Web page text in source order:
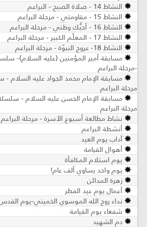
النشاط 14 - صلاة الصبح - البراعم
النشاط 15 - مقاومتي - مرحلة البراعم
النشاط 16 - أحبُّك وطني - مرحلة البراعم
النشاط 17 - المعلّم الكبير - مرحلة البراعم
النشاط 18- عروج النبوّة - مرحلة البراعم
مسابقة أمير المؤمنين (عليه السلام)-
-مرحلة البراعم
مسابقة الإمام محمد الجواد عليه السلام -
مرحلة البراعم
مسابقة الإمام الحسن عليه السلام - سلسلة
مرحلة البراعم
نشاط مطالعة أسبوع الأسرة - مرحلة البراعم
أنشطة البراعم
آداب يوم العيد
أهوال القيامة
يوم استلام المكافأة
يوم واحد يساوي ألف عام!
زهرة المدائن
أعمال يوم عيد الفطر
نداء روح الله الموسوي الخميني-يوم
شفعاء يوم القيامة
دم الشهيد